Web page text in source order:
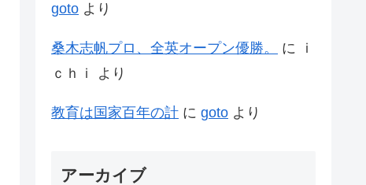
goto より
桑木志帆プロ、全英オープン優勝。 に
ｉ
ｃｈｉ
より
教育は国家百年の計 に goto より
アーカイブ